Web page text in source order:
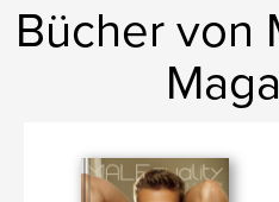
Bücher von